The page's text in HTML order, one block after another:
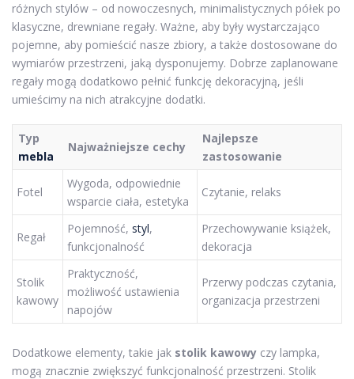
różnych stylów – od nowoczesnych, minimalistycznych półek po
klasyczne, drewniane regały. Ważne, aby były wystarczająco
pojemne, aby pomieścić nasze zbiory, a także dostosowane do
wymiarów przestrzeni, jaką dysponujemy. Dobrze zaplanowane
regały mogą dodatkowo pełnić funkcję dekoracyjną, jeśli
umieścimy na nich atrakcyjne dodatki.
Typ
mebla
Najważniejsze cechy
Najlepsze
zastosowanie
Fotel
Wygoda, odpowiednie
wsparcie ciała, estetyka
Czytanie, relaks
Regał
Pojemność, styl,
funkcjonalność
Przechowywanie książek,
dekoracja
Stolik
kawowy
Praktyczność,
możliwość ustawienia
napojów
Przerwy podczas czytania,
organizacja przestrzeni
Dodatkowe elementy, takie jak stolik kawowy czy lampka,
mogą znacznie zwiększyć funkcjonalność przestrzeni. Stolik